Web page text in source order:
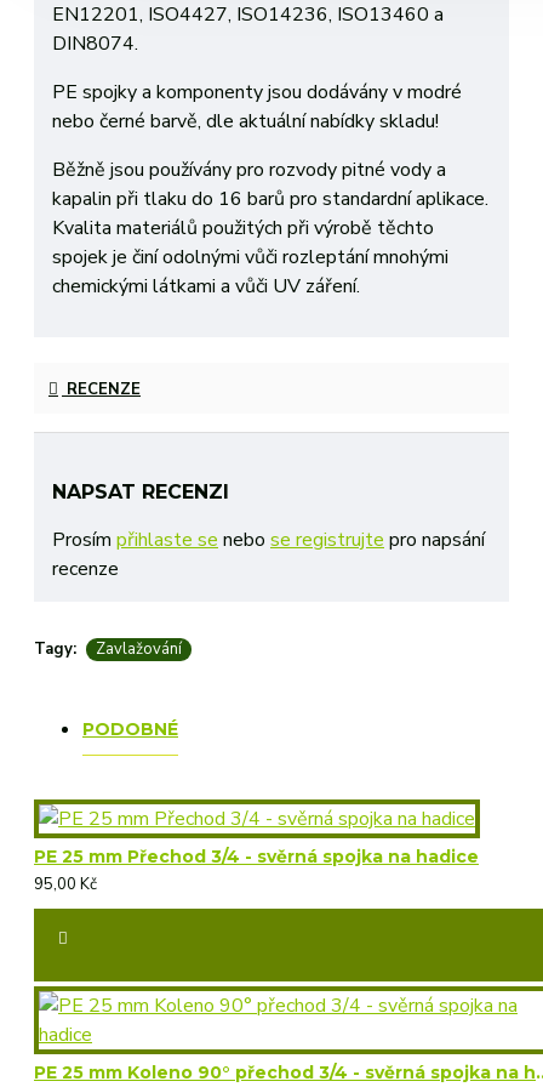
EN12201, ISO4427, ISO14236, ISO13460 a
DIN8074.
PE spojky a komponenty jsou dodávány v modré
nebo černé barvě, dle aktuální nabídky skladu!
Běžně jsou používány pro rozvody pitné vody a
kapalin při tlaku do 16 barů pro standardní aplikace.
Kvalita materiálů použitých při výrobě těchto
spojek je činí odolnými vůči rozleptání mnohými
chemickými látkami a vůči UV záření.
RECENZE
NAPSAT RECENZI
Prosím přihlaste se nebo se registrujte pro napsání
recenze
Tagy: Zavlažování
PODOBNÉ
PE 25 mm Přechod 3/4 - svěrná spojka na hadice
95,00 Kč
PE 25 mm